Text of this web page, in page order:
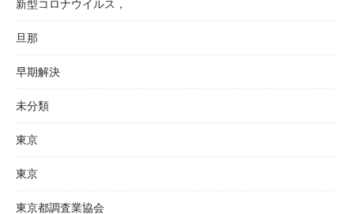
新型コロナウイルス，
旦那
早期解決
未分類
東京
東京
東京都調査業協会